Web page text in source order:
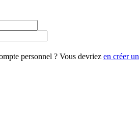
personnel ? Vous devriez en créer un